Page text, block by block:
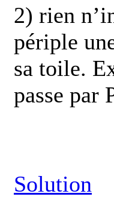
2) rien
périple
sa toile.
passe par
Solution